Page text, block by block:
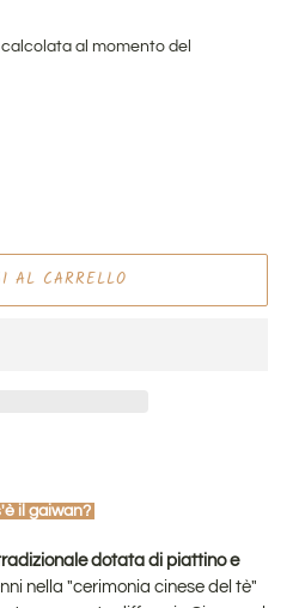
calcolata al momento del
AL CARRELLO
il gaiwan?
dotata di piattino e
nella "cerimonia cinese del tè"